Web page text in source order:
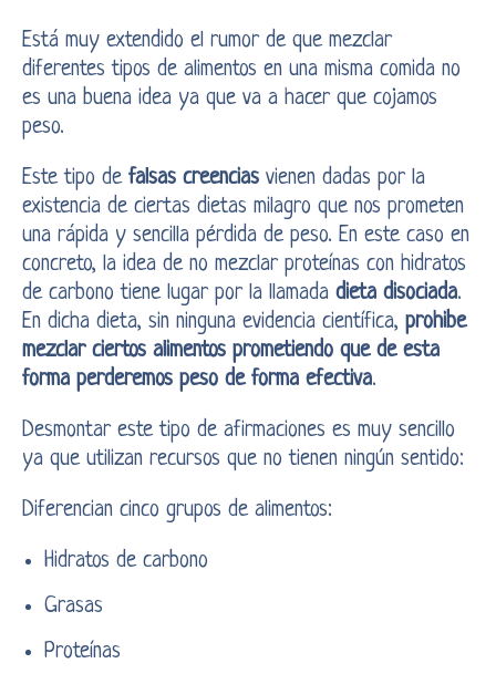
Está muy extendido el rumor de que mezclar
diferentes tipos de alimentos en una misma comida no
es una buena idea ya que va a hacer que cojamos
peso.
Este tipo de falsas creencias vienen dadas por la
existencia de ciertas dietas milagro que nos prometen
una rápida y sencilla pérdida de peso. En este caso en
concreto, la idea de no mezclar proteínas con hidratos
de carbono tiene lugar por la llamada dieta disociada.
En dicha dieta, sin ninguna evidencia científica, prohibe
mezclar ciertos alimentos prometiendo que de esta
forma perderemos peso de forma efectiva.
Desmontar este tipo de afirmaciones es muy sencillo
ya que utilizan recursos que no tienen ningún sentido:
Diferencian cinco grupos de alimentos:
Hidratos de carbono
Grasas
Proteínas